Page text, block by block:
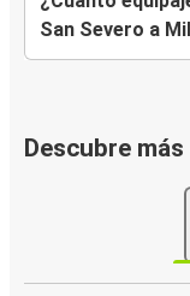
San Severo a
Descubre